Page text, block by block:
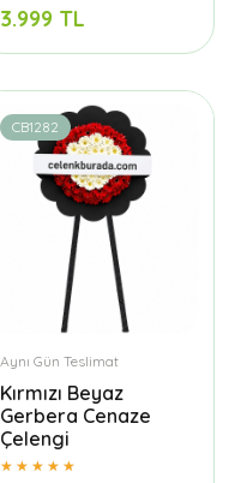
3.999 TL
CB1282
Aynı Gün Teslimat
Kırmızı Beyaz
Gerbera Cenaze
Çelengi